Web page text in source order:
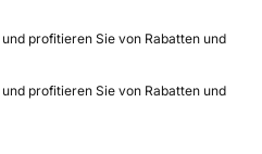
profitieren Sie von Rabatten und
profitieren Sie von Rabatten und